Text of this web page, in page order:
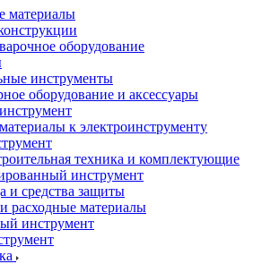
материалы
оборудование
инструменты
оборудование и аксессуары
к электроинструменту
техника и комплектующие
инструмент
и средства защиты
расходные материалы
инструмент